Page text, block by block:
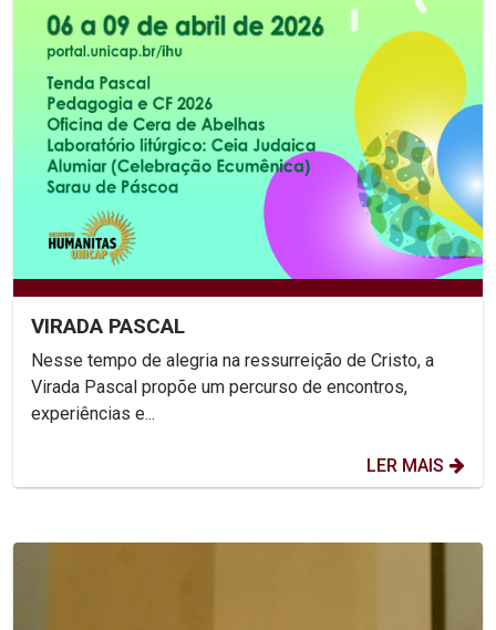
VIRADA PASCAL
Nesse tempo de alegria na ressurreição de Cristo, a
Virada Pascal propõe um percurso de encontros,
experiências e...
LER MAIS